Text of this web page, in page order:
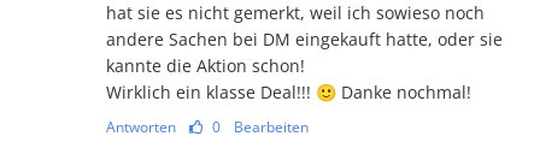
hat sie es nicht gemerkt, weil ich sowieso noch
andere Sachen bei DM eingekauft hatte, oder sie
kannte die Aktion schon!
Wirklich ein klasse Deal!!! 🙂 Danke nochmal!
Antworten 0 Bearbeiten